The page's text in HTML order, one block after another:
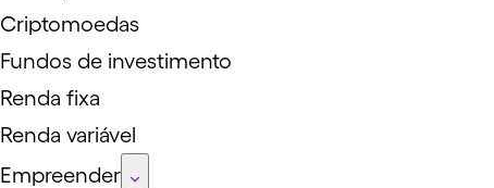
Criptomoedas
Fundos de investimento
Renda fixa
Renda variável
Empreender